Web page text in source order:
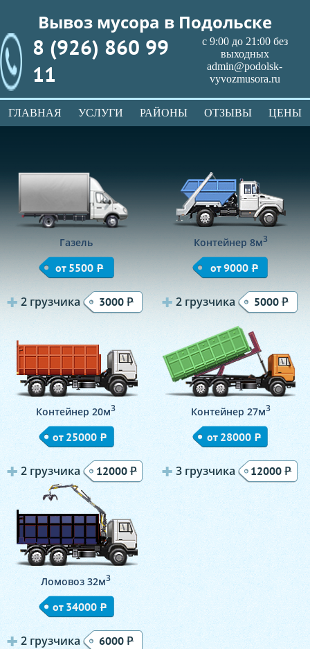
Вывоз мусора в Подольске
8 (926) 860 99
11
с 9:00 до 21:00 без
выходных
admin@podolsk-
vyvozmusora.ru
ГЛАВНАЯ УСЛУГИ РАЙОНЫ ОТЗЫВЫ ЦЕНЫ
Газель
от 5500 Р
2 грузчика 3000Р
Контейнер 8м3
от 9000 Р
2 грузчика 5000Р
Контейнер 20м3
от 25000 Р
2 грузчика 12000Р
Контейнер 27м3
от 28000 Р
3 грузчика 12000Р
Ломовоз 32м3
от 34000 Р
2 грузчика 6000Р